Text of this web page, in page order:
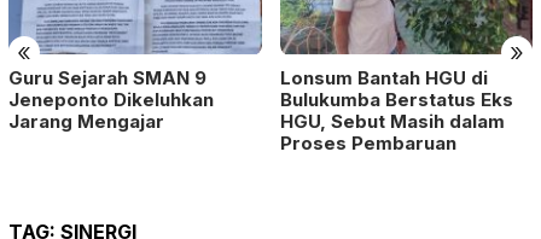
« »
Guru Sejarah SMAN 9
Jeneponto Dikeluhkan
Jarang Mengajar
Lonsum Bantah HGU di
Bulukumba Berstatus Eks
HGU, Sebut Masih dalam
Proses Pembaruan
TAG: SINERGI